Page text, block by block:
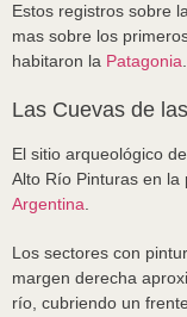
Estos registros sobre
mas sobre los
habitaron la Patagonia
Las Cuevas de
El sitio arqueológico de
Alto Río Pinturas en la
Argentina
Los sectores con
margen derecha
río, cubriendo un